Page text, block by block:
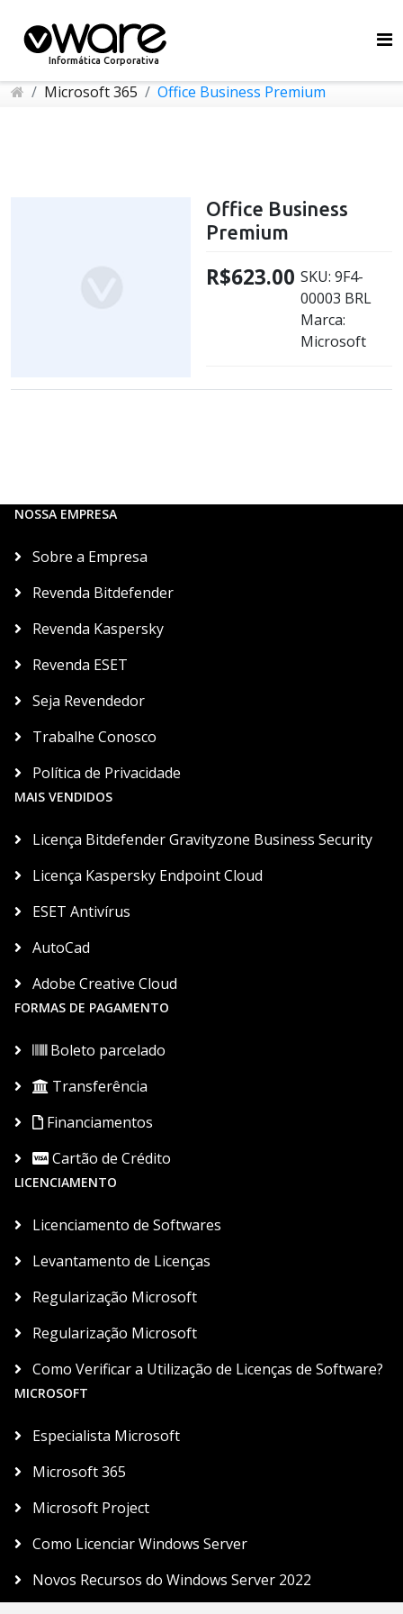
Informática Corporativa
Microsoft 365 Office Business Premium
Office Business
Premium
R$623.00 SKU: 9F4-
00003 BRL
Marca:
Microsoft
NOSSA EMPRESA
Sobre a Empresa
Revenda Bitdefender
Revenda Kaspersky
Revenda ESET
Seja Revendedor
Trabalhe Conosco
Política de Privacidade
MAIS VENDIDOS
Licença Bitdefender Gravityzone Business Security
Licença Kaspersky Endpoint Cloud
ESET Antivírus
AutoCad
Adobe Creative Cloud
FORMAS DE PAGAMENTO
Boleto parcelado
Transferência
Financiamentos
Cartão de Crédito
LICENCIAMENTO
Licenciamento de Softwares
Levantamento de Licenças
Regularização Microsoft
Regularização Microsoft
Como Verificar a Utilização de Licenças de Software?
MICROSOFT
Especialista Microsoft
Microsoft 365
Microsoft Project
Como Licenciar Windows Server
Novos Recursos do Windows Server 2022